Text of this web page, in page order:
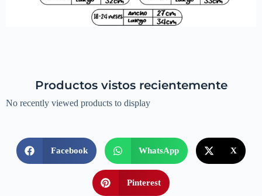
Productos vistos recientemente
No recently viewed products to display
Facebook WhatsApp X
Pinterest